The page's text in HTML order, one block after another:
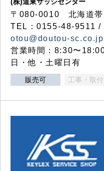
〒080-0010 北海道帯
TEL：0155-48-9511
otou@doutou-sc.co.jp
営業時間：8:30〜
日・他・土曜日有
販売可 工事・取